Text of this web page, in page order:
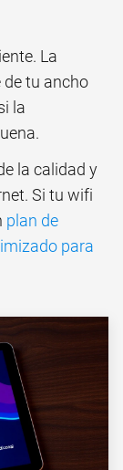
La
de tu ancho
la
la calidad y
Si tu wifi
plan de
para